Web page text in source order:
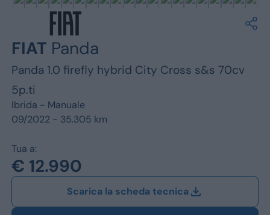
Ford
FIAT Panda
Panda 1.0 firefly hybrid City Cross s&s 70cv
5p.ti
Ibrida - Manuale
09/2022 - 35.305 km
Tua a:
€ 12.990
Scarica la scheda tecnica